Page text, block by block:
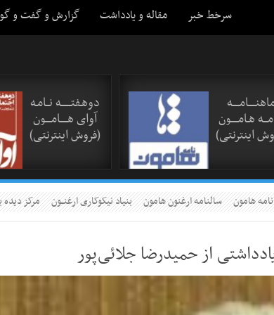
سرخط خبر مقاله و یادداشت گزارش و گفت و گو
هـامـــــون
اینترنتی)
دوهـفتـــــــه نــامـه
آوای هـــــامــــون
(فروش اینترنتی)
هامون سالنامه ارغنون هامون بنیاد نیکوکاری ارغنــون مرکز
از حمیدرضا جلائی‌پور